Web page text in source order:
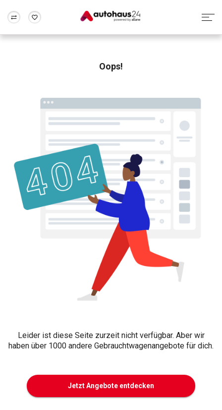
Rund um die Inzahlungnahme
Oops!
Leider ist diese Seite zurzeit nicht verfügbar. Aber wir
haben über 1000 andere Gebrauchtwagenangebote für dich.
Jetzt Angebote entdecken